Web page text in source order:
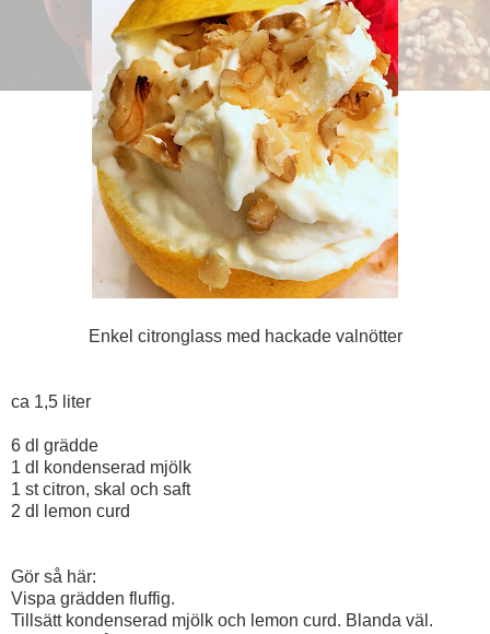
Enkel citronglass med hackade valnötter
ca 1,5 liter
6 dl grädde
1 dl kondenserad mjölk
1 st citron, skal och saft
2 dl lemon curd
Gör så här:
Vispa grädden fluffig.
Tillsätt kondenserad mjölk och lemon curd. Blanda väl.